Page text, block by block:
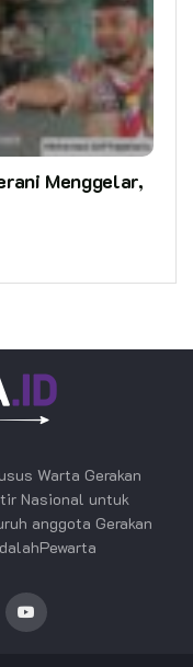
Menggelar,
Warta Gerakan
Nasional untuk
anggota Gerakan